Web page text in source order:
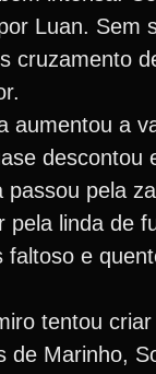
Luan. Sem
cruzamento
aumentou a
pela
linda de
e
tentou
de Marinho,